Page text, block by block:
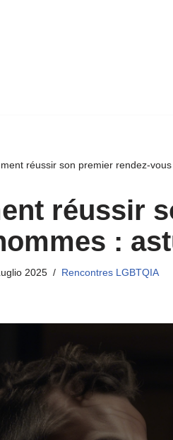
réussir son premier rendez-
réussir
:
2025 Rencontres LGBTQIA